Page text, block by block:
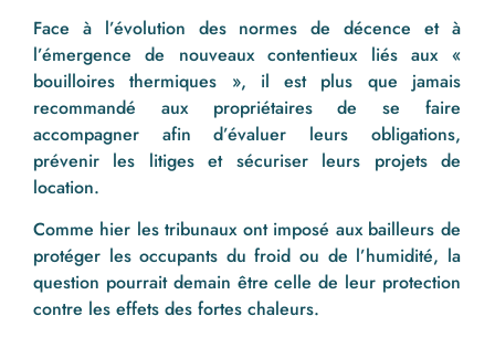
Face à l’évolution des normes de décence et à
l’émergence de nouveaux contentieux liés aux «
bouilloires thermiques », il est plus que jamais
recommandé aux propriétaires de se faire
accompagner afin d’évaluer leurs obligations,
prévenir les litiges et sécuriser leurs projets de
location.
Comme hier les tribunaux ont imposé aux bailleurs de
protéger les occupants du froid ou de l’humidité, la
question pourrait demain être celle de leur protection
contre les effets des fortes chaleurs.